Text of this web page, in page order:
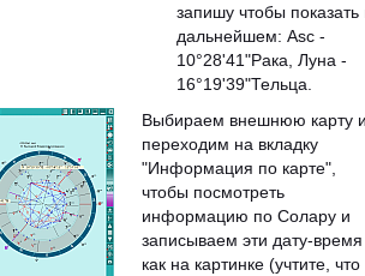
запишу чтобы показать
дальнейшем: Asc -
10°28'41"Рака, Луна -
16°19'39"Тельца.
Выбираем внешнюю карту
переходим на вкладку
"Информация по карте",
чтобы посмотреть
информацию по Солару и
записываем эти дату-время
как на картинке (учтите, что